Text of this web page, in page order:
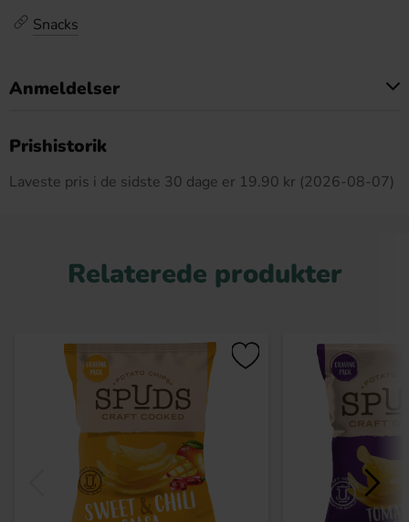
Snacks
Anmeldelser
Prishistorik
Laveste pris i de sidste 30 dage er 19.90 kr (2026-08-07)
Relaterede produkter